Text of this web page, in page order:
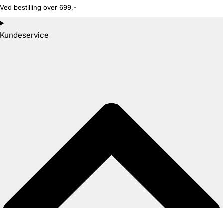
Ved bestilling over 699,-
Kundeservice